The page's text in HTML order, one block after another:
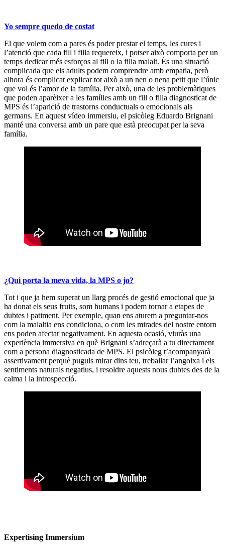
Yo sempre quedo de costat
El que volem com a pares és poder prestar el temps, les cures i
l’atenció que cada fill i filla requereix, i potser això comporta per un
temps dedicar més esforços al fill o la filla malalt. És una situació
complicada que els adults podem comprendre amb empatia, però
alhora és complicat explicar tot això a un nen o nena petit que l’únic
que vol és l’amor de la família. Per això, una de les problemàtiques
que poden aparèixer a les famílies amb un fill o filla diagnosticat de
MPS és l’aparició de trastorns conductuals o emocionals als
germans. En aquest vídeo immersiu, el psicòleg Eduardo Brignani
manté una conversa amb un pare que està preocupat per la seva
família.
¿Qui porta la meva vida, la MPS o jo?
Tot i que ja hem superat un llarg procés de gestió emocional que ja
ha donat els seus fruits, som humans i podem tornar a etapes de
dubtes i patiment. Per exemple, quan ens aturem a preguntar-nos
com la malaltia ens condiciona, o com les mirades del nostre entorn
ens poden afectar negativament. En aquesta ocasió, viuràs una
experiència immersiva en què Brignani s’adreçarà a tu directament
com a persona diagnosticada de MPS. El psicòleg t’acompanyarà
assertivament perquè puguis mirar dins teu, treballar l’angoixa i els
sentiments naturals negatius, i resoldre aquests nous dubtes des de la
calma i la introspecció.
Expertising Immersium